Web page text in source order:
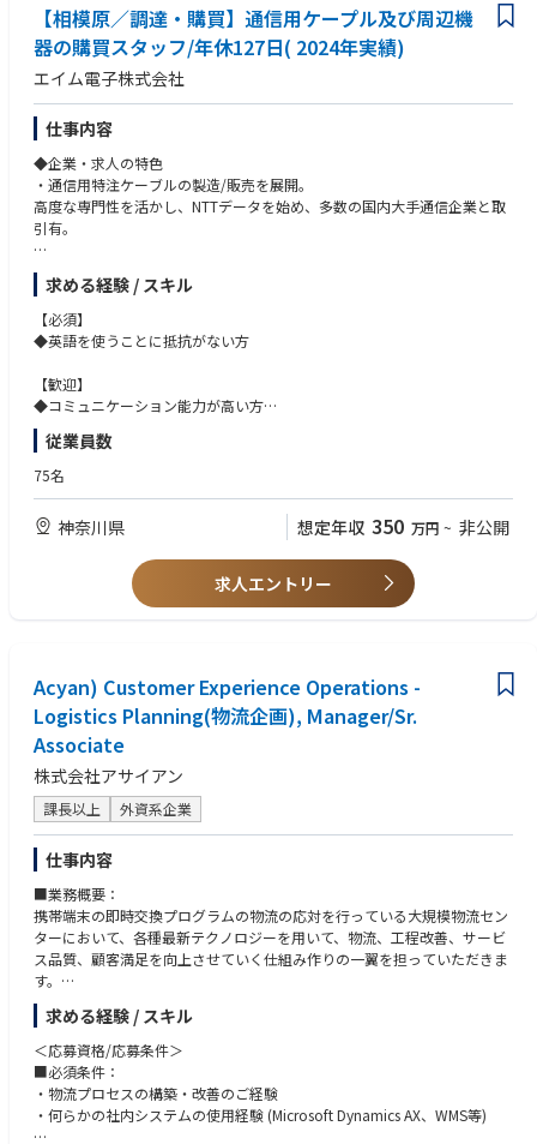
力会社（販売代理店）等。
・大型システムの個別受注生産が中心であり、受注から納入まで約2～5
年。長期スパンで生産計画を立案し、
部材発注、部材入手、生産コントロール、納入までを一気通貫で管理い
ただきます。また、生産に伴うリスクを早期に
発見し、先回りしながら生産の安定化を図り、社内だけでなくお客様や
協力会社との連携により事業を円滑
に推進いただきます。
<主な担当製品>
人工衛星、ロケット搭載機器、航空管制システム、レーダー装置、陸海
空の各種通信システム等
※製品に関する知識はご入社後、じっくりキャッチアップいただける環
境です。
＜アピールポイント＞
①達成感
受注から出荷まで製造工程全体を計画どおりにコントロールし、業務改善
や生産性向上を努める必要があり大きな責任を伴いますが、その分、成果
が出たときは大きな達成感を味わうことができます。
様々なお客様、社内関係部門、協力会社と連携しながら業務を推進するた
<スキル・経験・キャリアパス>
とステップアップしマネジメントスキルを磨いていただきます。
また、管理職昇格を視野に入れた研修等も充実しており、通常の業務を遂
行しながら自己研鑽できる機会が設けられています。
＜部署の雰囲気＞
チームワークを基本としているため、先輩社員、後輩社員問わず、なんで
も話せる雰囲気づくりを行っています。
＜働き方＞
秘密情報を取り扱うという特性もあり出社とリモートのハイブリッドで働
いて頂くことになります。基本的には上司と相談しながら個人判断となり
ますが、週2回ほどリモートワークを実施しているメンバが多く、メリハ
リを付けながら働ける環境です。
【相模原／調達・購買】通信用ケープル及び周辺機
器の購買スタッフ/年休127日( 2024年実績)
エイム電子株式会社
仕事内容
◆企業・求人の特色
・通信用特注ケーブルの製造/販売を展開。
高度な専門性を活かし、NTTデータを始め、多数の国内大手通信企業と取
引有。
・通信企業やネットワーク会社等の技術部門へ、通信ケーブル/通信周辺
機器/部材を提案。
◆募集要項
◆仕事の内容
管理などの業務を行っていただきます。
主な業務は見積もり取得や価格交渉、納品管理など。
部品や資材の取引価格は100円から数百万円まで幅広く、数百種類の品目
があります。
仕入れの約半数が海外からの調達となります。
求める経験 / スキル
【必須】
◆英語を使うことに抵抗がない方
【歓迎】
◆コミュニケーション能力が高い方
◆フレキシブルな対応ができる方
◆海外企業との取引経験
◆電子・電機業界での業務経験
◆年間休日127日(2024年実績)
土日祝休みでプライベートや家庭も大切にしながら、メリハリを持って働
ける環境です。
従業員数
75名
神奈川県 想定年収 350 万円 ~ 非公開
求人エントリー
Acyan) Customer Experience Operations -
Logistics Planning(物流企画), Manager/Sr.
Associate
株式会社アサイアン
課長以上 外資系企業
仕事内容
■業務概要：
携帯端末の即時交換プログラムの物流の応対を行っている大規模物流セン
ターにおいて、各種最新テクノロジーを用いて、物流、工程改善、サービ
ス品質、顧客満足を向上させていく仕組み作りの一翼を担っていただきま
す。
■組織について：
＜物流企画チーム＞
現在5名が在籍しています。
数値分析から、関連会社やパートナー企業と共に積極的に改善提案に参画
いただきます。また業務拡大に伴い物流拠点、配送手段の追加などを行っ
ており、このプロジェクト活動にも参加いただくことになります。
求める経験 / スキル
＜応募資格/応募条件＞
■必須条件：
・物流プロセスの構築・改善のご経験
・何らかの社内システムの使用経験 (Microsoft Dynamics AX、WMS等)